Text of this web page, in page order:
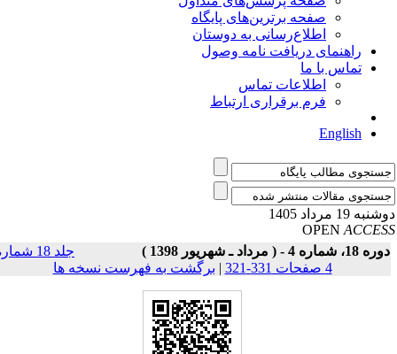
صفحه برترین‌های پایگاه
اطلاع‌رسانی به دوستان
راهنمای دریافت نامه وصول
تماس با ما
اطلاعات تماس
فرم برقراری ارتباط
English
19 مرداد 1405
OPEN
شماره 4 - ( مرداد ـ شهریور 1398 )
جلد 18 شماره
|برگشت به فهرست نسخه ها